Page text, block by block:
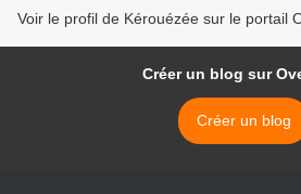
Voir le profil de Kérouézée sur le portail
Créer un blog sur
Créer un blog